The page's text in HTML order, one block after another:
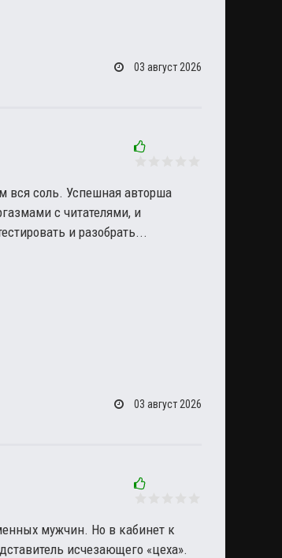
03 август 2026
вся соль. Успешная авторша
с читателями, и
и разобрать...
03 август 2026
мужчин. Но в кабинет к
исчезающего «цеха».